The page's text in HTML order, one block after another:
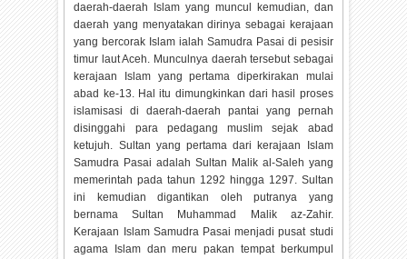
daerah-daerah Islam yang muncul kemudian, dan
daerah yang menyatakan dirinya sebagai kerajaan
yang bercorak Islam ialah Samudra Pasai di pesisir
timur laut Aceh. Munculnya daerah tersebut sebagai
kerajaan Islam yang pertama diperkirakan mulai
abad ke-13. Hal itu dimungkinkan dari hasil proses
islamisasi di daerah-daerah pantai yang pernah
disinggahi para pedagang muslim sejak abad
ketujuh. Sultan yang pertama dari kerajaan Islam
Samudra Pasai adalah Sultan Malik al-Saleh yang
memerintah pada tahun 1292 hingga 1297. Sultan
ini kemudian digantikan oleh putranya yang
bernama Sultan Muhammad Malik az-Zahir.
Kerajaan Islam Samudra Pasai menjadi pusat studi
agama Islam dan meru pakan tempat berkumpul